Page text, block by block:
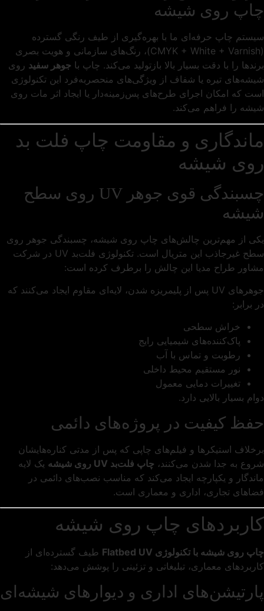
چاپ روی شیشه
سیستم چاپ حرفه‌ای ما با بهره‌گیری از طیف رنگی گسترده
(CMYK + White + Varnish)، رنگ‌های سازمانی و هویت بصری
برندها را با دقت بسیار بالا بازتولید می‌کند. چاپ با جوهر سفید روی
شیشه‌های تیره یا شفاف از ویژگی‌های منحصربه‌فرد این تکنولوژی
است که امکان اجرای طرح‌های پس‌زمینه‌دار یا ایجاد اثر مات روی
شیشه را فراهم می‌کند.
ماندگاری و مقاومت چاپ فلت‌ بد
روی شیشه
چسبندگی قوی جوهر UV روی سطح
شیشه
یکی از مهم‌ترین چالش‌های چاپ روی شیشه، چسبندگی جوهر روی
سطح غیرجاذب این متریال است. تکنولوژی فلت‌بد UV در شرکت
مشاور طراح مدیا این چالش را برطرف کرده است:
جوهرهای UV پس از پلیمریزه شدن، لایه‌ای مقاوم ایجاد می‌کنند که
در برابر:
خراش سطحی
پاک‌کننده‌های شیمیایی رایج
رطوبت و تماس با آب
نور مستقیم محیط داخلی
تغییرات دمایی معمول
دوام بسیار بالایی دارد.
حفظ کیفیت در پروژه‌های دائمی
برخلاف استیکرها و فیلم‌های چاپی که پس از مدتی کناره‌هایشان
شروع به جدا شدن می‌کنند، چاپ فلت‌بد UV روی شیشه
یک لایه
ماندگار و یکپارچه ایجاد می‌کند که مناسب نصب‌های دائمی در
فضاهای تجاری، اداری و معماری است.
کاربردهای چاپ روی شیشه
چاپ روی شیشه با تکنولوژی Flatbed UV
طیف گسترده‌ای از
کاربردهای معماری، تبلیغاتی و تزئینی را پوشش می‌دهد:
پارتیشن‌های اداری و دیوارهای شیشه‌ای